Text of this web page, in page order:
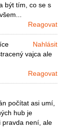
být tím, co se s
Reagovat
Nahlásit
vajca ale
Reagovat
počítat asi umí,
hub je
pravda není, ale